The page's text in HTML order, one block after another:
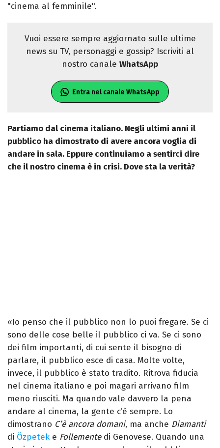
"cinema al femminile".
Vuoi essere sempre aggiornato sulle ultime
news su TV, personaggi e gossip? Iscriviti al
nostro canale WhatsApp
Entra nel canale WhatsApp
Partiamo dal cinema italiano. Negli ultimi anni il
pubblico ha dimostrato di avere ancora voglia di
andare in sala. Eppure continuiamo a sentirci dire
che il nostro cinema è in crisi. Dove sta la verità?
«Io penso che il pubblico non lo puoi fregare. Se ci
sono delle cose belle il pubblico ci va. Se ci sono
dei film importanti, di cui sente il bisogno di
parlare, il pubblico esce di casa. Molte volte,
invece, il pubblico è stato tradito. Ritrova fiducia
nel cinema italiano e poi magari arrivano film
meno riusciti. Ma quando vale davvero la pena
andare al cinema, la gente c’è sempre. Lo
dimostrano C’è ancora domani, ma anche Diamanti
di Özpetek e Follemente di Genovese. Quando una